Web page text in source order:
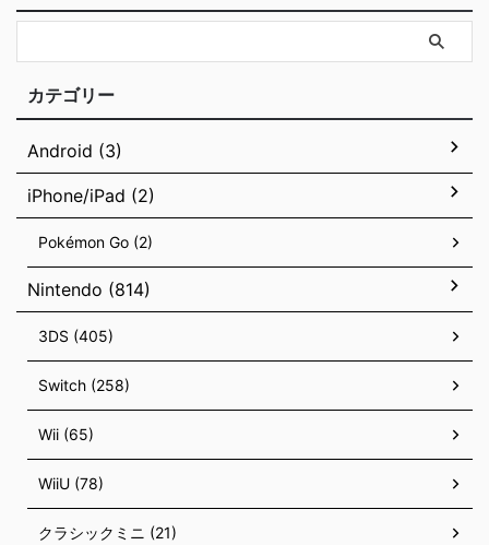
カテゴリー
Android (3)
iPhone/iPad (2)
Pokémon Go (2)
Nintendo (814)
3DS (405)
Switch (258)
Wii (65)
WiiU (78)
クラシックミニ (21)